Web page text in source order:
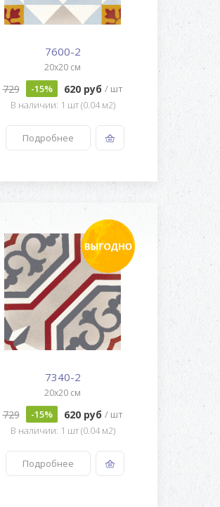
7600-2
20x20 см
729 -15% 620 руб / шт
В наличии: 1 шт (0.04 м2)
Подробнее
7340-2
20x20 см
729 -15% 620 руб / шт
В наличии: 1 шт (0.04 м2)
Подробнее